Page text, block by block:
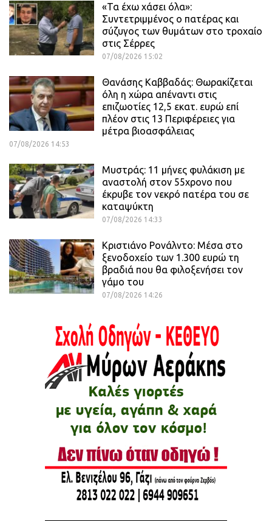
«Τα έχω χάσει όλα»:
Συντετριμμένος ο πατέρας και
σύζυγος των θυμάτων στο τροχαίο
στις Σέρρες
07/08/2026 15:02
Θανάσης Καββαδάς: Θωρακίζεται
όλη η χώρα απέναντι στις
επιζωοτίες 12,5 εκατ. ευρώ επί
πλέον στις 13 Περιφέρειες για
μέτρα βιοασφάλειας
07/08/2026 14:53
Μυστράς: 11 μήνες φυλάκιση με
αναστολή στον 55χρονο που
έκρυβε τον νεκρό πατέρα του σε
καταψύκτη
07/08/2026 14:33
Κριστιάνο Ρονάλντο: Μέσα στο
ξενοδοχείο των 1.300 ευρώ τη
βραδιά που θα φιλοξενήσει τον
γάμο του
07/08/2026 14:26